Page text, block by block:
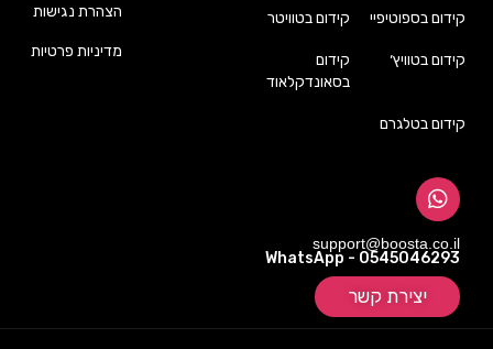
קידום בספוטיפיי קידום בטוויטר
קידום בטוויץ׳
קידום
בסאונדקלאוד
קידום בטלגרם
הצהרת נגישות
מדיניות פרטיות
support@boosta.co.il
WhatsApp - 0545046293
יצירת קשר